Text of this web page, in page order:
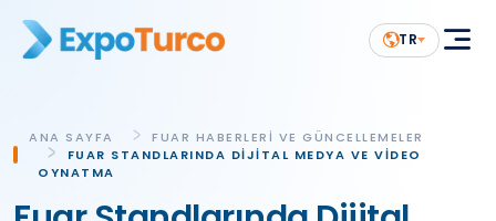
TR
ANA SAYFA
FUAR HABERLERI VE GÜNCELLEMELER
FUAR STANDLARINDA DIJITAL MEDYA VE VIDEO
OYNATMA